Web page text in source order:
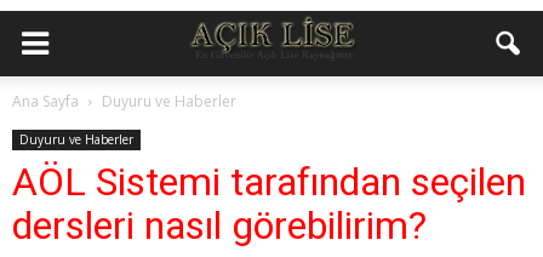
Ana Sayfa Duyuru ve Haberler
Duyuru ve Haberler
AÖL Sistemi tarafından seçilen
dersleri nasıl görebilirim?